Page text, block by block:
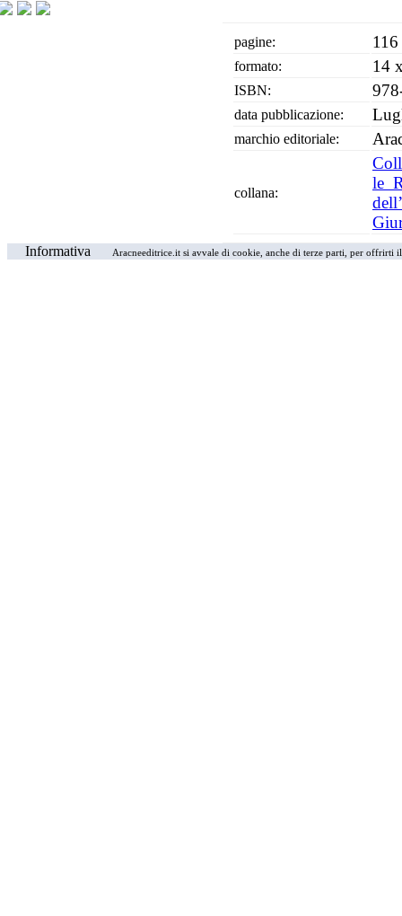
pagine: 116
formato: 14
ISBN:
data pubblicazione:
marchio editoriale:
collana:
le
Informativa Aracneeditrice.it si avvale di cookie, anche di terze parti, per